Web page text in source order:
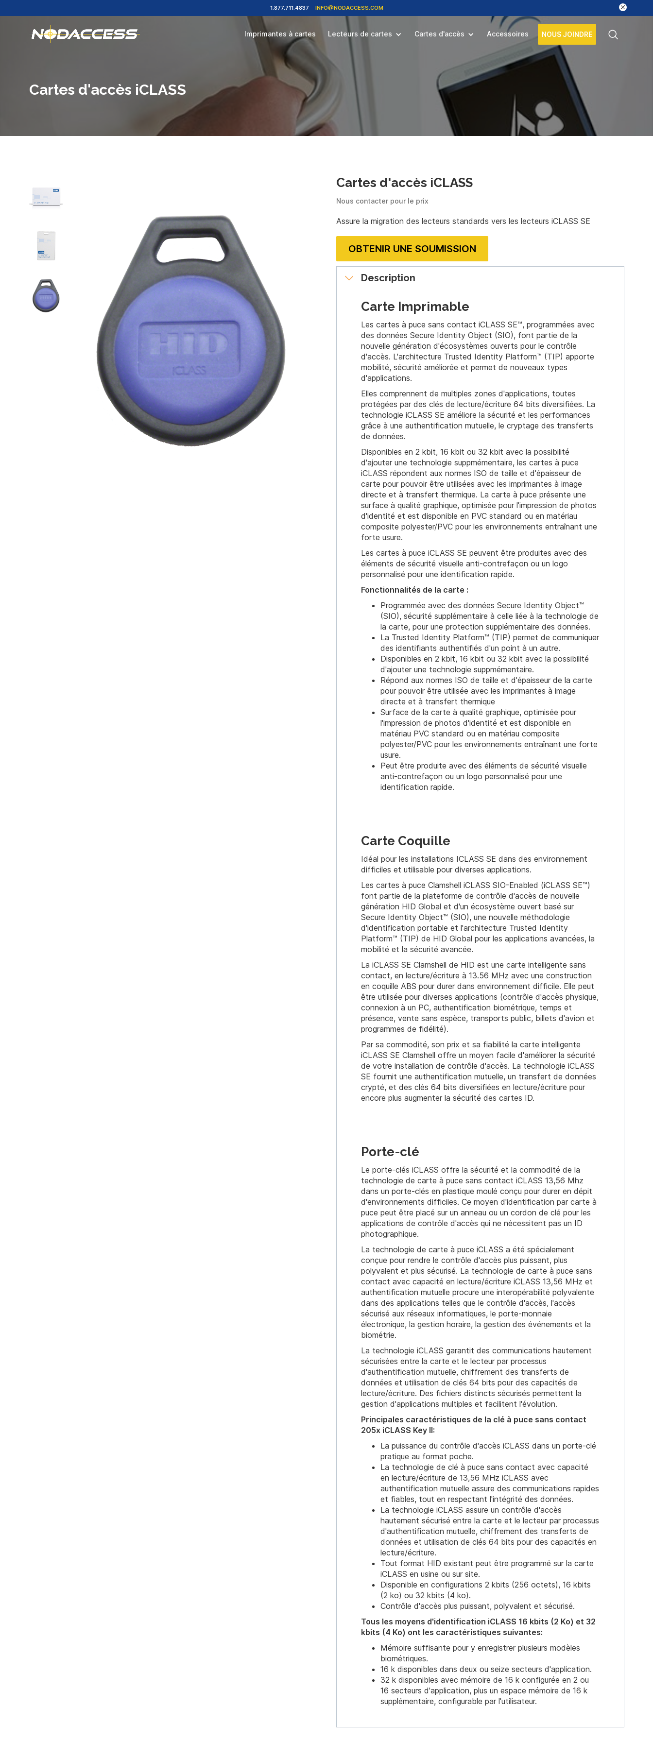
1.877.711.4837 INFO@NODACCESS.COM
Imprimantes à cartes Lecteurs de cartes Cartes d'accès Accessoires NOUS JOINDRE
Cartes d'accès iCLASS
Cartes d'accès iCLASS
Nous contacter pour le prix
Assure la migration des lecteurs standards vers les lecteurs iCLASS SE
OBTENIR UNE SOUMISSION
Description
Carte Imprimable
Les cartes à puce sans contact iCLASS SE™, programmées avec
des données Secure Identity Object (SIO), font partie de la
nouvelle génération d'écosystèmes ouverts pour le contrôle
d'accès. L'architecture Trusted Identity Platform™ (TIP) apporte
mobilité, sécurité améliorée et permet de nouveaux types
d'applications.
Elles comprennent de multiples zones d'applications, toutes
protégées par des clés de lecture/écriture 64 bits diversifiées. La
technologie iCLASS SE améliore la sécurité et les performances
grâce à une authentification mutuelle, le cryptage des transferts
de données.
Disponibles en 2 kbit, 16 kbit ou 32 kbit avec la possibilité
d'ajouter une technologie suppmémentaire, les cartes à puce
iCLASS répondent aux normes ISO de taille et d'épaisseur de
carte pour pouvoir être utilisées avec les imprimantes à image
directe et à transfert thermique. La carte à puce présente une
surface à qualité graphique, optimisée pour l'impression de photos
d'identité et est disponible en PVC standard ou en matériau
composite polyester/PVC pour les environnements entraînant une
forte usure.
Les cartes à puce iCLASS SE peuvent être produites avec des
éléments de sécurité visuelle anti-contrefaçon ou un logo
personnalisé pour une identification rapide.
Fonctionnalités de la carte :
Programmée avec des données Secure Identity Object™
(SIO), sécurité supplémentaire à celle liée à la technologie de
la carte, pour une protection supplémentaire des données.
La Trusted Identity Platform™ (TIP) permet de communiquer
des identifiants authentifiés d'un point à un autre.
Disponibles en 2 kbit, 16 kbit ou 32 kbit avec la possibilité
d'ajouter une technologie suppmémentaire.
Répond aux normes ISO de taille et d'épaisseur de la carte
pour pouvoir être utilisée avec les imprimantes à image
directe et à transfert thermique
Surface de la carte à qualité graphique, optimisée pour
l'impression de photos d'identité et est disponible en
matériau PVC standard ou en matériau composite
polyester/PVC pour les environnements entraînant une forte
usure.
Peut être produite avec des éléments de sécurité visuelle
anti-contrefaçon ou un logo personnalisé pour une
identification rapide.
Carte Coquille
Idéal pour les installations ICLASS SE dans des environnement
difficiles et utilisable pour diverses applications.
Les cartes à puce Clamshell iCLASS SIO-Enabled (iCLASS SE™)
font partie de la plateforme de contrôle d'accès de nouvelle
génération HID Global et d'un écosystème ouvert basé sur
Secure Identity Object™ (SIO), une nouvelle méthodologie
d'identification portable et l'architecture Trusted Identity
Platform™ (TIP) de HID Global pour les applications avancées, la
mobilité et la sécurité avancée.
La iCLASS SE Clamshell de HID est une carte intelligente sans
contact, en lecture/écriture à 13.56 MHz avec une construction
en coquille ABS pour durer dans environnement difficile. Elle peut
être utilisée pour diverses applications (contrôle d'accès physique,
connexion à un PC, authentification biométrique, temps et
présence, vente sans espèce, transports public, billets d'avion et
programmes de fidélité).
Par sa commodité, son prix et sa fiabilité la carte intelligente
iCLASS SE Clamshell offre un moyen facile d'améliorer la sécurité
de votre installation de contrôle d'accès. La technologie iCLASS
SE fournit une authentification mutuelle, un transfert de données
crypté, et des clés 64 bits diversifiées en lecture/écriture pour
encore plus augmenter la sécurité des cartes ID.
Porte-clé
Le porte-clés iCLASS offre la sécurité et la commodité de la
technologie de carte à puce sans contact iCLASS 13,56 Mhz
dans un porte-clés en plastique moulé conçu pour durer en dépit
d'environnements difficiles. Ce moyen d'identification par carte à
puce peut être placé sur un anneau ou un cordon de clé pour les
applications de contrôle d'accès qui ne nécessitent pas un ID
photographique.
La technologie de carte à puce iCLASS a été spécialement
conçue pour rendre le contrôle d'accès plus puissant, plus
polyvalent et plus sécurisé. La technologie de carte à puce sans
contact avec capacité en lecture/écriture iCLASS 13,56 MHz et
authentification mutuelle procure une interopérabilité polyvalente
dans des applications telles que le contrôle d'accès, l'accès
sécurisé aux réseaux informatiques, le porte-monnaie
électronique, la gestion horaire, la gestion des événements et la
biométrie.
La technologie iCLASS garantit des communications hautement
sécurisées entre la carte et le lecteur par processus
d'authentification mutuelle, chiffrement des transferts de
données et utilisation de clés 64 bits pour des capacités de
lecture/écriture. Des fichiers distincts sécurisés permettent la
gestion d'applications multiples et facilitent l'évolution.
Principales caractéristiques de la clé à puce sans contact
205x iCLASS Key II:
La puissance du contrôle d'accès iCLASS dans un porte-clé
pratique au format poche.
La technologie de clé à puce sans contact avec capacité
en lecture/écriture de 13,56 MHz iCLASS avec
authentification mutuelle assure des communications rapides
et fiables, tout en respectant l'intégrité des données.
La technologie iCLASS assure un contrôle d'accès
hautement sécurisé entre la carte et le lecteur par processus
d'authentification mutuelle, chiffrement des transferts de
données et utilisation de clés 64 bits pour des capacités en
lecture/écriture.
Tout format HID existant peut être programmé sur la carte
iCLASS en usine ou sur site.
Disponible en configurations 2 kbits (256 octets), 16 kbits
(2 ko) ou 32 kbits (4 ko).
Contrôle d'accès plus puissant, polyvalent et sécurisé.
Tous les moyens d'identification iCLASS 16 kbits (2 Ko) et 32
kbits (4 Ko) ont les caractéristiques suivantes:
Mémoire suffisante pour y enregistrer plusieurs modèles
biométriques.
16 k disponibles dans deux ou seize secteurs d'application.
32 k disponibles avec mémoire de 16 k configurée en 2 ou
16 secteurs d'application, plus un espace mémoire de 16 k
supplémentaire, configurable par l'utilisateur.